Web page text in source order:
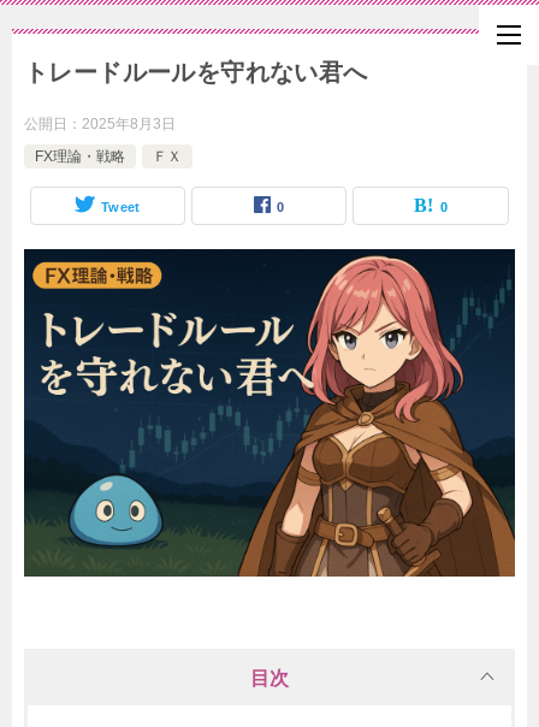
トレードルールを守れない君へ
公開日： 2025年8月3日
FX理論・戦略
ＦＸ
Tweet 0 0
目次